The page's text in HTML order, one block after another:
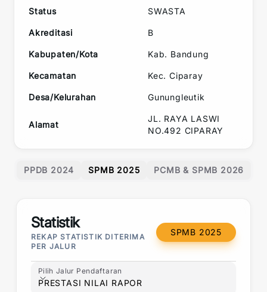
Status SWASTA
Akreditasi B
Kabupaten/Kota Kab. Bandung
Kecamatan Kec. Ciparay
Desa/Kelurahan Gunungleutik
Alamat
JL. RAYA LASWI
NO.492 CIPARAY
PPDB 2024 SPMB 2025 PCMB & SPMB 2026
Statistik
REKAP STATISTIK DITERIMA
PER JALUR
SPMB 2025
Pilih Jalur Pendaftaran
Pilih Jalur Pendaftaran
PRESTASI NILAI RAPOR